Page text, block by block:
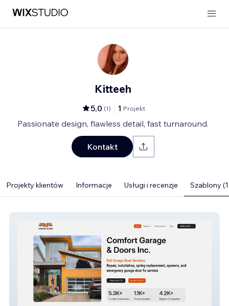
Kitteeh
5,0 (1) 1 Projekt
Passionate design, flawless detail, fast turnaround.
Kontakt
Projekty klientów Informacje Usługi i recenzje Szablony